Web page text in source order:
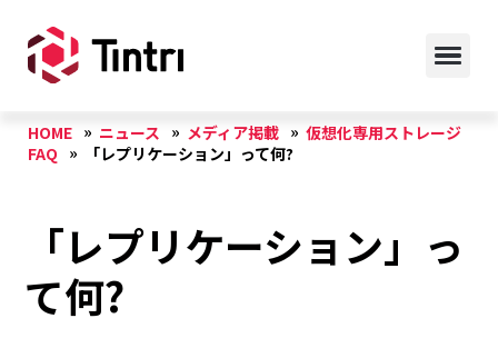
HOME ニュース メディア掲載
仮想化専用ストレージ
FAQ
「レプリケーション」って何?
「レプリケーション」っ
て何?